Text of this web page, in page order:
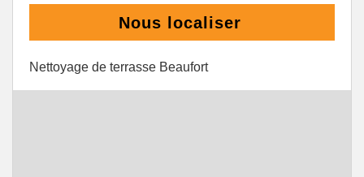
Nous localiser
Nettoyage de terrasse Beaufort